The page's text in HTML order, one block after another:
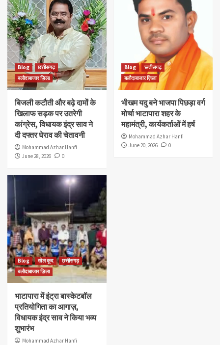
Blog
छत्तीसगढ़
बलौदाबाजार ज़िला
बिजली कटौती और बढ़े दामों के
खिलाफ सड़क पर उतरेगी
कांग्रेस, विधायक इंद्र साव ने
दी दफ्तर घेराव की चेतावनी
Mohammad Azhar Hanfi
June 28, 2026
0
Blog
छत्तीसगढ़
बलौदाबाजार ज़िला
भीखम यदु बने भाजपा पिछड़ा वर्ग
मोर्चा भाटापारा शहर के
महामंत्री, कार्यकर्ताओं में हर्ष
Mohammad Azhar Hanfi
June 20, 2026
0
Blog खेल कूद
छत्तीसगढ़
बलौदाबाजार ज़िला
भाटापारा में इंट्रा बास्केटबॉल
प्रतियोगिता का आगाज़,
विधायक इंद्र साव ने किया भव्य
शुभारंभ
Mohammad Azhar Hanfi